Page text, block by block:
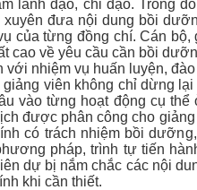
lãnh đạo, chỉ đạo. Trong
đưa nội dung bồi
của từng đồng chí. Cán
cao về yêu cầu cần bồi
với nhiệm vụ huấn luyện,
giảng viên không chỉ dừng
vào từng hoạt động cụ
được phân công cho
có trách nhiệm bồi
pháp, trình tự tiến
dự bị nắm chắc các nội
khi cần thiết.